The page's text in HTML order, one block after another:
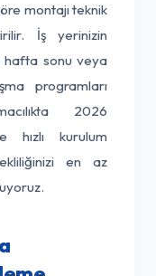
montajı teknik
İş yerinizin
hafta sonu veya
programları
2026
hızlı kurulum
en az